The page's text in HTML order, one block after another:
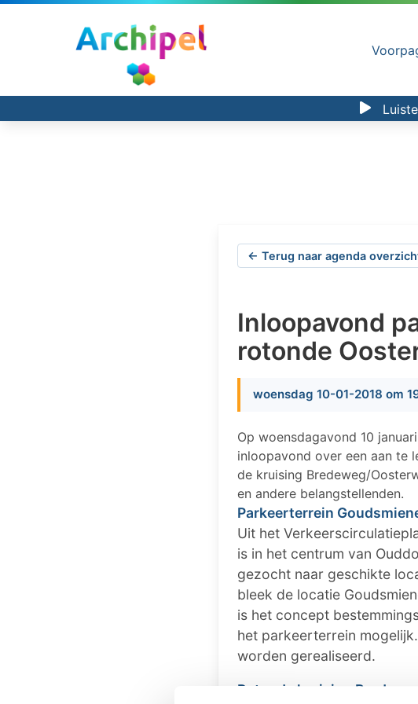
← Terug naar agenda
Inloopavond
rotonde
woensdag 10-01-2018 om
Op woensdagavond 10
inloopavond over een aan te
de kruising Bredeweg/
en andere belangstellenden.
Parkeerterrein
Uit het
is in het centrum van
gezocht naar geschikte
bleek de locatie
is het concept
het parkeerterrein
worden gerealiseerd.
Rotonde kruising